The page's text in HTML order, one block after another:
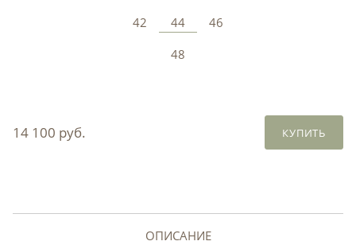
42
44
46
48
14 100 руб. КУПИТЬ
ОПИСАНИЕ